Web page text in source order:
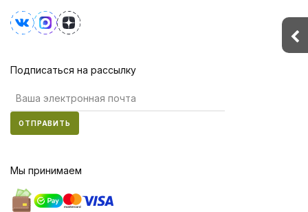
Подписаться на рассылку
ОТПРАВИТЬ
Мы принимаем